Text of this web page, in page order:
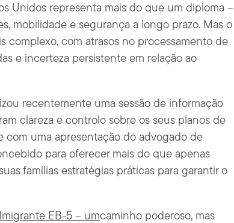
Unidos representa mais do que um diploma –
mobilidade e segurança a longo prazo. Mas o
complexo, com atrasos no processamento de
e incerteza persistente em relação ao
recentemente uma sessão de informação
clareza e controlo sobre os seus planos de
com uma apresentação do advogado de
para oferecer mais do que apenas
famílias estratégias práticas para garantir o
EB-5 – umcaminho poderoso, mas